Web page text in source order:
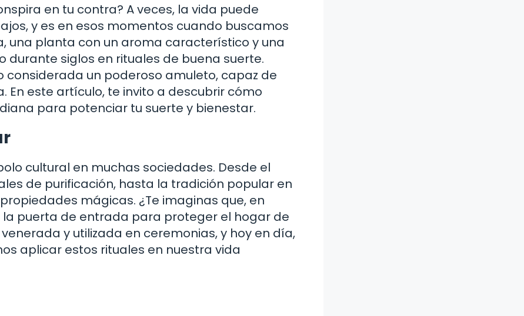
en tu contra? A veces, la vida puede
y es en esos momentos cuando buscamos
una planta con un aroma característico y una
durante siglos en rituales de buena suerte.
un poderoso amuleto, capaz de
este artículo, te invito a descubrir cómo
para potenciar tu suerte y bienestar.
cultural en muchas sociedades. Desde el
de purificación, hasta la tradición popular en
mágicas. ¿Te imaginas que, en
puerta de entrada para proteger el hogar de
y utilizada en ceremonias, y hoy en día,
aplicar estos rituales en nuestra vida